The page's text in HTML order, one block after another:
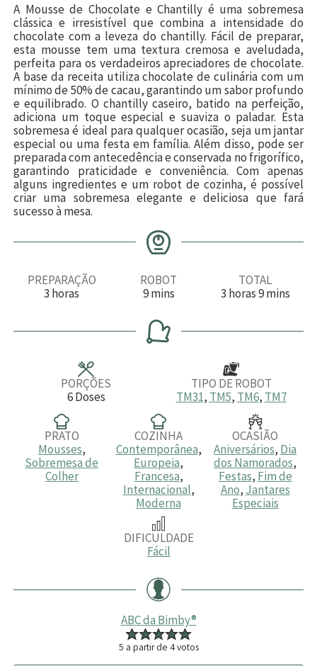
A Mousse de Chocolate e Chantilly é uma sobremesa
clássica e irresistível que combina a intensidade do
chocolate com a leveza do chantilly. Fácil de preparar,
esta mousse tem uma textura cremosa e aveludada,
perfeita para os verdadeiros apreciadores de chocolate.
A base da receita utiliza chocolate de culinária com um
mínimo de 50% de cacau, garantindo um sabor profundo
e equilibrado. O chantilly caseiro, batido na perfeição,
adiciona um toque especial e suaviza o paladar. Esta
sobremesa é ideal para qualquer ocasião, seja um jantar
especial ou uma festa em família. Além disso, pode ser
preparada com antecedência e conservada no frigorífico,
garantindo praticidade e conveniência. Com apenas
alguns ingredientes e um robot de cozinha, é possível
criar uma sobremesa elegante e deliciosa que fará
sucesso à mesa.
PREPARAÇÃO
3 h
a
horas
ROBOT
9m
n
u
t
mins
TOTAL
3h
a
horas9m
u
mins
PORÇÕES
6 Doses
TIPO DE ROBOT
TM31, TM5, TM6, TM7
PRATO
Mousses,
Sobremesa de
Colher
COZINHA
Contemporânea,
Europeia,
Francesa,
Internacional,
Moderna
OCASIÃO
Aniversários, Dia
dos Namorados,
Festas, Fim de
Ano, Jantares
Especiais
DIFICULDADE
Fácil
ABC da Bimby®
5 a partir de 4votos